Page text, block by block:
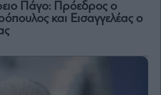
Πάγο: Πρόεδρος ο
και Εισαγγελέας ο